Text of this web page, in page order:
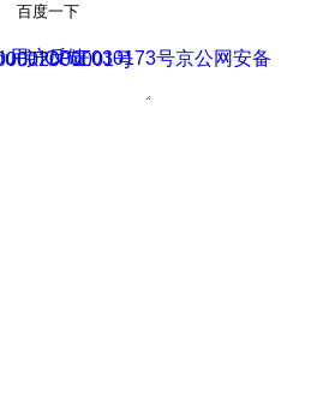
百度一下
用户反馈
京ICP证030173号
备11000002000001号